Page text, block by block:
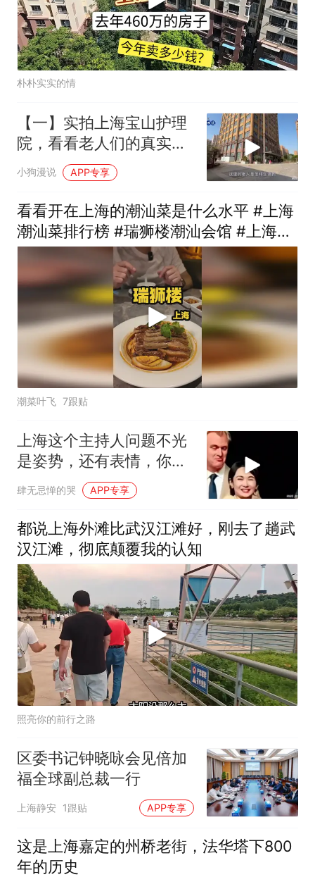
朴朴实实的情
【一】实拍上海宝山护理
院，看看老人们的真实生
活
小狗漫说 APP专享
看看开在上海的潮汕菜是什么水平 #上海
潮汕菜排行榜 #瑞狮楼潮汕会馆 #上海探
店
潮菜叶飞 7跟贴
上海这个主持人问题不光
是姿势，还有表情，你看
她采访国人的时候
肆无忌惮的哭 APP专享
都说上海外滩比武汉江滩好，刚去了趟武
汉江滩，彻底颠覆我的认知
照亮你的前行之路
区委书记钟晓咏会见倍加
福全球副总裁一行
上海静安 1跟贴 APP专享
这是上海嘉定的州桥老街，法华塔下800
年的历史